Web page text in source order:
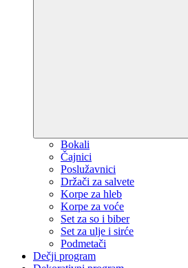
Bokali
Čajnici
Poslužavnici
Držači za salvete
Korpe za hleb
Korpe za voće
Set za so i biber
Set za ulje i sirće
Podmetači
Dečji program